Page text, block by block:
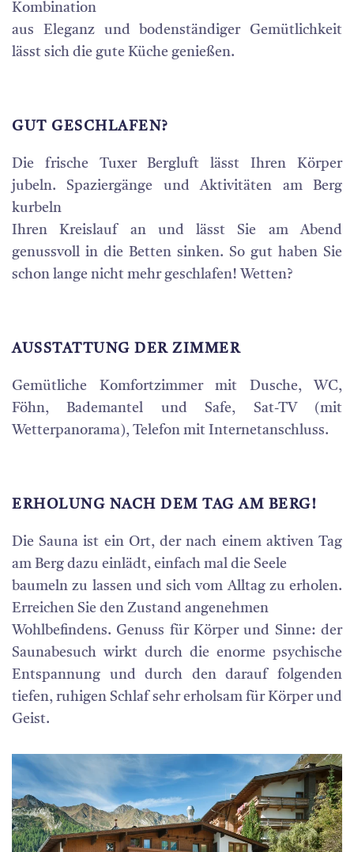
Kombination
aus Eleganz und bodenständiger Gemütlichkeit
lässt sich die gute Küche genießen.
GUT GESCHLAFEN?
Die frische Tuxer Bergluft lässt Ihren Körper
jubeln. Spaziergänge und Aktivitäten am Berg
kurbeln
Ihren Kreislauf an und lässt Sie am Abend
genussvoll in die Betten sinken. So gut haben Sie
schon lange nicht mehr geschlafen! Wetten?
AUSSTATTUNG DER ZIMMER
Gemütliche Komfortzimmer mit Dusche, WC,
Föhn, Bademantel und Safe, Sat-TV (mit
Wetterpanorama), Telefon mit Internetanschluss.
ERHOLUNG NACH DEM TAG AM BERG!
Die Sauna ist ein Ort, der nach einem aktiven Tag
am Berg dazu einlädt, einfach mal die Seele
baumeln zu lassen und sich vom Alltag zu erholen.
Erreichen Sie den Zustand angenehmen
Wohlbefindens. Genuss für Körper und Sinne: der
Saunabesuch wirkt durch die enorme psychische
Entspannung und durch den darauf folgenden
tiefen, ruhigen Schlaf sehr erholsam für Körper und
Geist.